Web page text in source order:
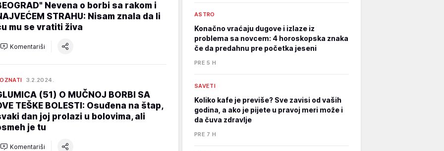
Nevena o borbi sa rakom i
STRAHU: Nisam znala da li
mu se vratiti živa
Komentariši
3.2.2024.
(51) O MUČNOJ BORBI SA
TEŠKE BOLESTI: Osuđena na štap,
dan joj prolazi u bolovima, ali
je tu
Komentariši
ASTRO
Konačno vraćaju dugove i izlaze iz
problema sa novcem: 4 horoskopska znaka
če da predahnu pre početka jeseni
PRE 5 H
SAVETI
Koliko kafe je previše? Sve zavisi od vaših
godina, a ako je pijete u pravoj meri može i
da čuva zdravlje
PRE 7 H